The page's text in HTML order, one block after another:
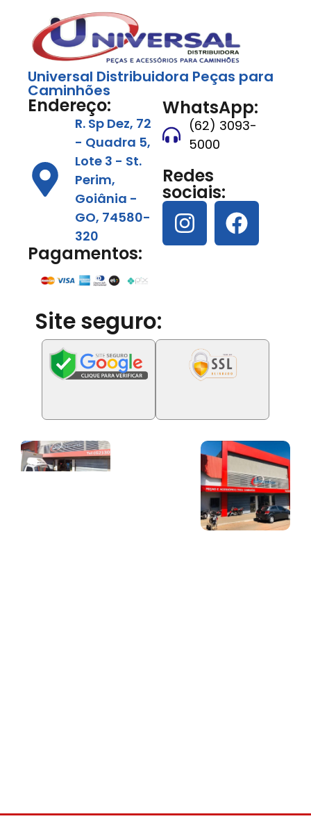
Universal Distribuidora Peças para
Caminhões
Endereço:
R. Sp Dez, 72
- Quadra 5,
Lote 3 - St.
Perim,
Goiânia -
GO, 74580-
320
Pagamentos:
WhatsApp:
(62) 3093-
5000
Redes
sociais:
Site seguro: